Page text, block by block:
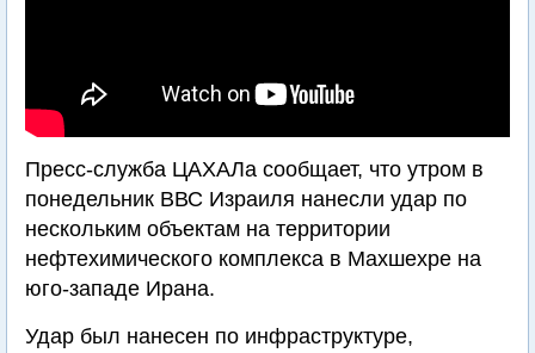
Пресс-служба ЦАХАЛа сообщает, что утром в
понедельник ВВС Израиля нанесли удар по
нескольким объектам на территории
нефтехимического комплекса в Махшехре на
юго-западе Ирана.
Удар был нанесен по инфраструктуре,